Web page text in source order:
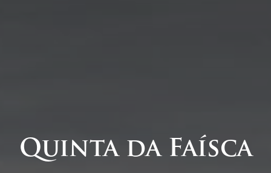
Quinta da Faísca